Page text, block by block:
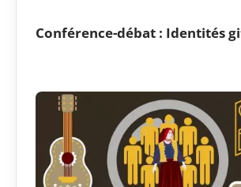
Conférence-débat : Identités